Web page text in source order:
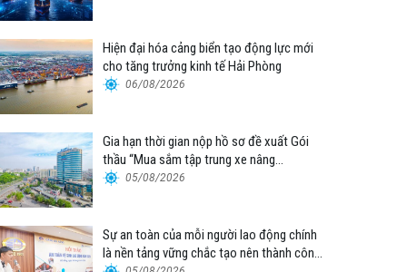
Hiện đại hóa cảng biển tạo động lực mới
cho tăng trưởng kinh tế Hải Phòng
06/08/2026
Gia hạn thời gian nộp hồ sơ đề xuất Gói
thầu “Mua sắm tập trung xe nâng
container thuộc Tổng công ty Hàng hải
05/08/2026
Sự an toàn của mỗi người lao động chính
là nền tảng vững chắc tạo nên thành công